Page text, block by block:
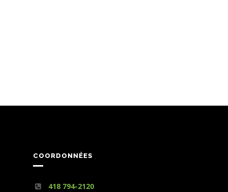
COORDONNÉES
418 794-2120